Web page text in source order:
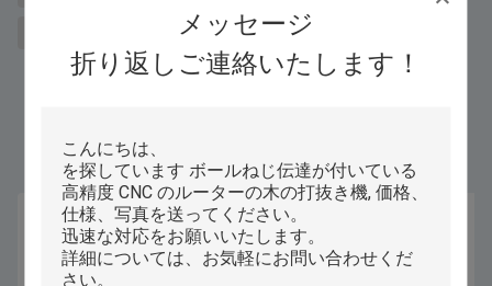
メッセージ
折り返しご連絡いたします！
広告用CNCルーター、産業用CNCルーター
同じようなプロダクト